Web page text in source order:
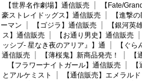
【世界名作劇場】通信販売
【Fate/
豪ストレイドッグス】通信販売
【進撃
ーマン
【ゴジラ】通信販売 【銀河英
ス】通信販売
【お通り男史】通信販売
ッシブ- 星なき夜のアリア』】通
【ぐ
通信販売
【薄桜鬼】新商品発売！ 【
【フラワーナイトガール】通信販売
とアルケミスト
【通信販売】エメラルド